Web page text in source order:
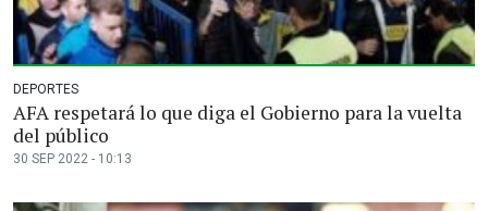
DEPORTES
AFA respetará lo que diga el Gobierno para la vuelta
del público
30 SEP 2022 - 10:13